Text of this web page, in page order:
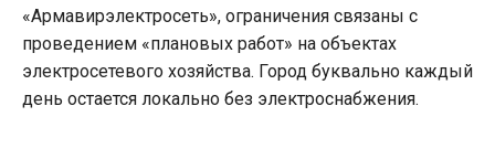
«Армавирэлектросеть», ограничения связаны с
проведением «плановых работ» на объектах
электросетевого хозяйства. Город буквально каждый
день остается локально без электроснабжения.